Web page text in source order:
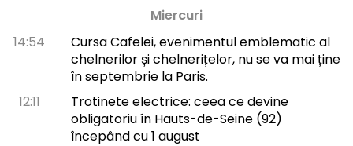
Miercuri
14:54
Cursa Cafelei, evenimentul emblematic al
chelnerilor și chelnerițelor, nu se va mai ține
în septembrie la Paris.
12:11
Trotinete electrice: ceea ce devine
obligatoriu în Hauts-de-Seine (92)
începând cu 1 august